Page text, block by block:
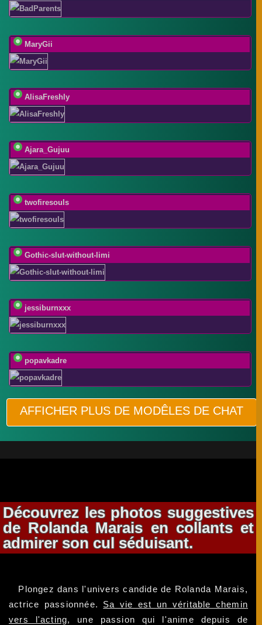
MaryGii
AlisaFreshly
Ajara_Gujuu
twofiresouls
Gothic-slut-without-limi
jessiburnxxx
popavkadre
AFFICHER PLUS DE MODÊLES DE CHAT
Découvrez les photos suggestives
de Rolanda Marais en collants et
admirer son cul séduisant.
Plongez dans l'univers candide de Rolanda Marais,
actrice passionnée. Sa vie est un véritable chemin
vers l'acting, une passion qui l'anime depuis de